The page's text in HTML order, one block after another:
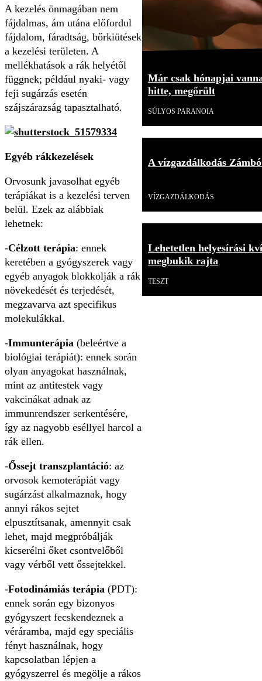
A kezelés önmagában nem
fájdalmas, ám utána előfordul
fájdalom, fáradtság, bőrkiütések
a kezelési területen. A
mellékhatások a rák helyétől
függnek; például nyaki- vagy
feji sugárzás esetén
szájszárazság tapasztalható.
Egyéb rákkezelések
Orvosunk javasolhat egyéb
terápiákat is a kezelési terven
belül. Ezek az alábbiak
lehetnek:
-Célzott terápia: ennek
keretében a gyógyszerek vagy
egyéb anyagok blokkolják a rák
növekedését és terjedését,
megzavarva azt specifikus
molekulákkal.
-Immunterápia (beleértve a
biológiai terápiát): ennek során
olyan anyagokat használnak,
mint az antitestek vagy
vakcinákat adnak az
immunrendszer serkentésére,
így az nagyobb eséllyel harcol a
rák ellen.
-Őssejt transzplantáció: az
orvosok kemoterápiát vagy
sugárzást alkalmaznak, hogy
annyi rákos sejtet
elpusztítsanak, amennyit csak
lehet, majd megpróbálják
kicserélni őket csontvelőből
vagy vérből vett őssejtekkel.
-Fotodinámiás terápia (PDT):
ennek során egy bizonyos
gyógyszert fecskendeznek a
véráramba, majd egy speciális
fényt használnak, hogy
kapcsolatban lépjen a
gyógyszerrel és megölje a rákos
Már csak hónapjai
hitte, megőrült
SÚLYOS PARANOIA
A vízgazdálkodás
VÍZGAZDÁLKODÁS
Lehetetlen helyesírási
megbukik rajta
TESZT